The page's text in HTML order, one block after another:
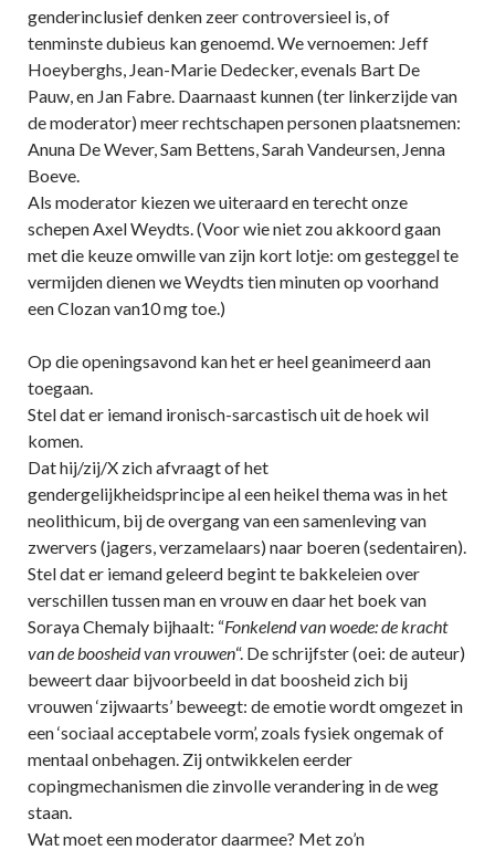
genderinclusief denken zeer controversieel is, of
tenminste dubieus kan genoemd. We vernoemen: Jeff
Hoeyberghs, Jean-Marie Dedecker, evenals Bart De
Pauw, en Jan Fabre. Daarnaast kunnen (ter linkerzijde van
de moderator) meer rechtschapen personen plaatsnemen:
Anuna De Wever, Sam Bettens, Sarah Vandeursen, Jenna
Boeve.
Als moderator kiezen we uiteraard en terecht onze
schepen Axel Weydts. (Voor wie niet zou akkoord gaan
met die keuze omwille van zijn kort lotje: om gesteggel te
vermijden dienen we Weydts tien minuten op voorhand
een Clozan van10 mg toe.)
Op die openingsavond kan het er heel geanimeerd aan
toegaan.
Stel dat er iemand ironisch-sarcastisch uit de hoek wil
komen.
Dat hij/zij/X zich afvraagt of het
gendergelijkheidsprincipe al een heikel thema was in het
neolithicum, bij de overgang van een samenleving van
zwervers (jagers, verzamelaars) naar boeren (sedentairen).
Stel dat er iemand geleerd begint te bakkeleien over
verschillen tussen man en vrouw en daar het boek van
Soraya Chemaly bijhaalt: “Fonkelend van woede: de kracht
van de boosheid van vrouwen“. De schrijfster (oei: de auteur)
beweert daar bijvoorbeeld in dat boosheid zich bij
vrouwen ‘zijwaarts’ beweegt: de emotie wordt omgezet in
een ‘sociaal acceptabele vorm’, zoals fysiek ongemak of
mentaal onbehagen. Zij ontwikkelen eerder
copingmechanismen die zinvolle verandering in de weg
staan.
Wat moet een moderator daarmee? Met zo’n